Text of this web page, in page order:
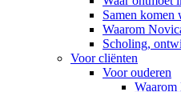
Samen komen
Waarom
Scholing,
Voor cliënten
Voor ouderen
Waarom